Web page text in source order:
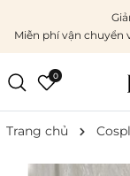
Miễn phí vận chuyển
0
Trang chủ